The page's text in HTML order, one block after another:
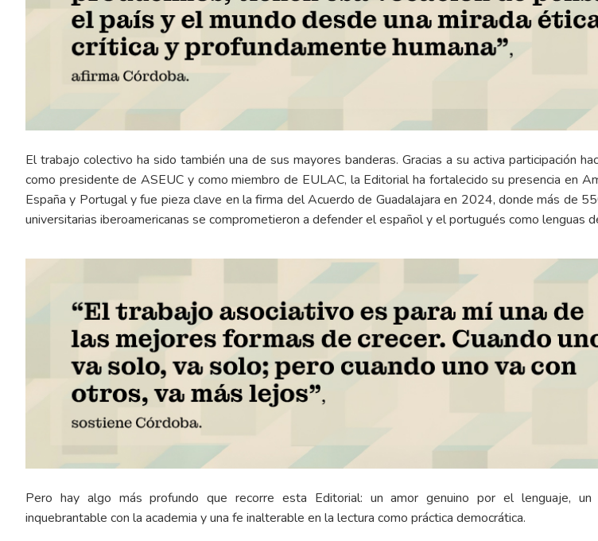
El trabajo colectivo ha sido también una de sus mayores banderas. Gracias a su activa participación
como presidente de ASEUC y como miembro de EULAC, la Editorial ha fortalecido su presencia en
España y Portugal y fue pieza clave en la firma del Acuerdo de Guadalajara en 2024, donde más de
universitarias iberoamericanas se comprometieron a defender el español y el portugués como lenguas
Pero hay algo más profundo que recorre esta Editorial: un amor genuino por el lenguaje, un
inquebrantable con la academia y una fe inalterable en la lectura como práctica democrática.